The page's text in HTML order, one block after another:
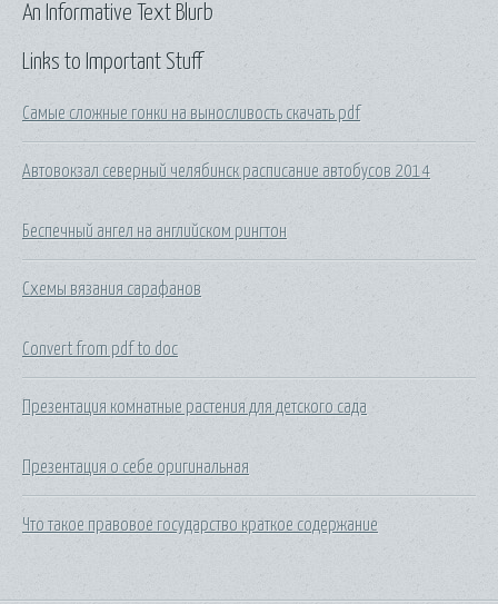
Links to Important Stuff
Самые сложные гонки на выносливость скачать pdf
Автовокзал северный челябинск расписание автобусов 2014
Беспечный ангел на английском рингтон
Схемы вязания сарафанов
Convert from pdf to doc
Презентация комнатные растения для детского сада
Презентация о себе оригинальная
Что такое правовое государство краткое содержание
An Informative Text Blurb